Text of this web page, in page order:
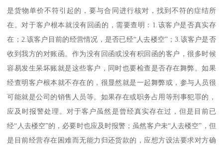
是货物单价不符引起的，要与合同进行核对，找到不符的症结所
在。对于客户根本就没有回函的，需要查明：1.该客户是否真实存
在；2.该客户目前的经营情况，是否已经“人去楼空”；3.该客户是否
收到我方的对账函。作为没有回函或没有积回函的客户，很多时候
容易发生呆坏账就是这些客户，同时也要检查是否存在舞弊。如果
经查明客户根本就不存在的，很显然就是一起舞弊或，参与人员很
可能就是公司的销售人员等。如果存在或职务占用等刑事犯罪的，
应及时报警处理。对于客户虽然是曾经真实存在过，但是目前已
经“人去楼空”的，必要时也应及时报警；虽然客户未“人去楼空”，但
是目前经营存在困难而无能力归还货款的，应想方设法要求对方确